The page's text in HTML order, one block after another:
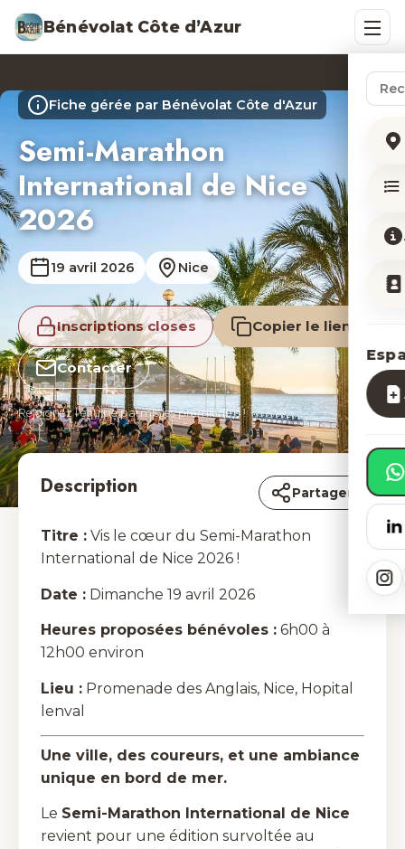
Bénévolat Côte d’Azur
Fiche gérée par Bénévolat Côte d'Azur
Semi-Marathon
International de Nice
2026
19 avril 2026 Nice
Inscriptions closes Copier le lien
Contacter
Rejoignez l'équipe parmis les premier(e)s !
Description Partager
Titre : Vis le cœur du Semi-Marathon
International de Nice 2026 !
Date : Dimanche 19 avril 2026
Heures proposées bénévoles : 6h00 à
12h00 environ
Lieu : Promenade des Anglais, Nice, Hopital
lenval
Une ville, des coureurs, et une ambiance
unique en bord de mer.
Le Semi-Marathon International de Nice
revient pour une édition survoltée au